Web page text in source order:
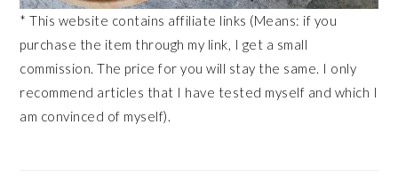
* This website contains affiliate links (Means: if you
purchase the item through my link, I get a small
commission. The price for you will stay the same. I only
recommend articles that I have tested myself and which I
am convinced of myself).